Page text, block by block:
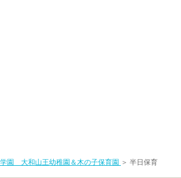
園 大和山王幼稚園＆木の子保育園 ＞ 半日保育